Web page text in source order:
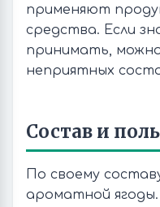
применяют
средства. Если
принимать,
неприятных
Состав и
По своему
ароматной